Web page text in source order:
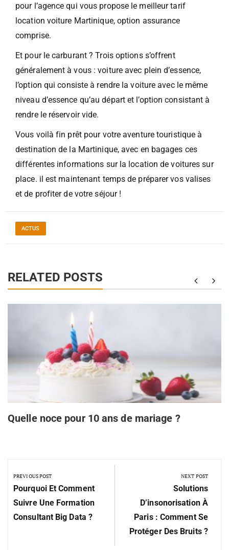
pour l’agence qui vous propose le meilleur tarif
location voiture Martinique, option assurance
comprise.
Et pour le carburant ? Trois options s’offrent
généralement à vous : voiture avec plein d’essence,
l’option qui consiste à rendre la voiture avec le même
niveau d’essence qu’au départ et l’option consistant à
rendre le réservoir vide.
Vous voilà fin prêt pour votre aventure touristique à
destination de la Martinique, avec en bagages ces
différentes informations sur la location de voitures sur
place. il est maintenant temps de préparer vos valises
et de profiter de votre séjour !
ACTUS
RELATED POSTS
Quelle noce pour 10 ans de mariage ?
PREVIOUS POST
Pourquoi Et Comment
Suivre Une Formation
Consultant Big Data ?
NEXT POST
Solutions
D’insonorisation À
Paris : Comment Se
Protéger Des Bruits ?